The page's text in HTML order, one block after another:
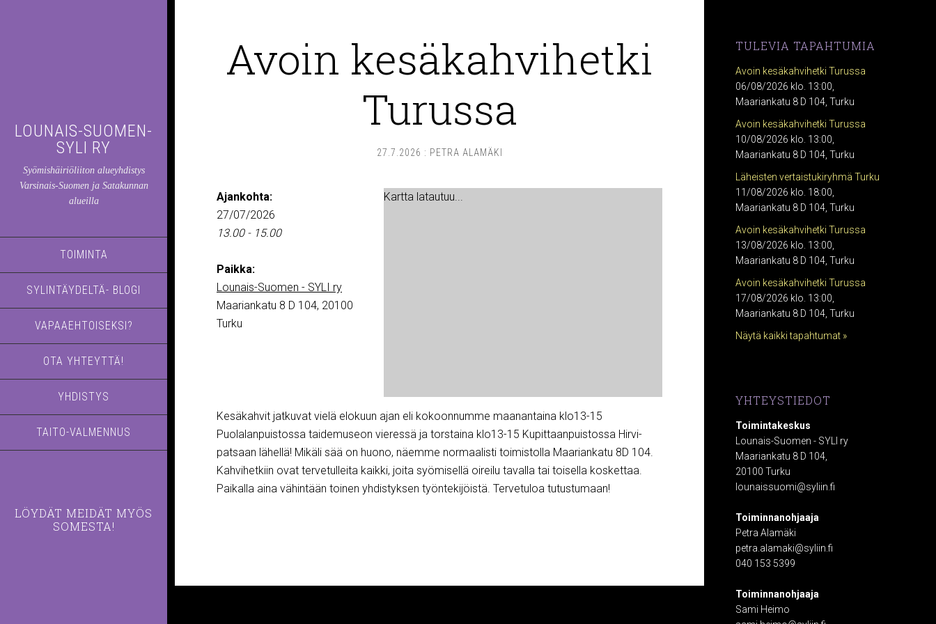
LOUNAIS-SUOMEN-
SYLI RY
Syömishäiriöliiton alueyhdistys
Varsinais-Suomen ja Satakunnan
alueilla
TOIMINTA
SYLINTÄYDELTÄ- BLOGI
VAPAAEHTOISEKSI?
OTA YHTEYTTÄ!
YHDISTYS
TAITO-VALMENNUS
LÖYDÄT MEIDÄT MYÖS
SOMESTA!
Avoin kesäkahvihetki
Turussa
27.7.2026 : PETRA ALAMÄKI
Kartta latautuu...
Ajankohta:
27/07/2026
13.00 - 15.00
Paikka:
Lounais-Suomen - SYLI ry
Maariankatu 8 D 104, 20100
Turku
Kesäkahvit jatkuvat vielä elokuun ajan eli kokoonnumme maanantaina klo13-15
Puolalanpuistossa taidemuseon vieressä ja torstaina klo13-15 Kupittaanpuistossa Hirvi-
patsaan lähellä! Mikäli sää on huono, näemme normaalisti toimistolla Maariankatu 8D 104.
Kahvihetkiin ovat tervetulleita kaikki, joita syömisellä oireilu tavalla tai toisella koskettaa.
Paikalla aina vähintään toinen yhdistyksen työntekijöistä. Tervetuloa tutustumaan!
TULEVIA TAPAHTUMIA
Avoin kesäkahvihetki Turussa
06/08/2026 klo. 13:00,
Maariankatu 8 D 104, Turku
Avoin kesäkahvihetki Turussa
10/08/2026 klo. 13:00,
Maariankatu 8 D 104, Turku
Läheisten vertaistukiryhmä Turku
11/08/2026 klo. 18:00,
Maariankatu 8 D 104, Turku
Avoin kesäkahvihetki Turussa
13/08/2026 klo. 13:00,
Maariankatu 8 D 104, Turku
Avoin kesäkahvihetki Turussa
17/08/2026 klo. 13:00,
Maariankatu 8 D 104, Turku
Näytä kaikki tapahtumat »
YHTEYSTIEDOT
Toimintakeskus
Lounais-Suomen - SYLI ry
Maariankatu 8 D 104,
20100 Turku
lounaissuomi@syliin.fi
Toiminnanohjaaja
Petra Alamäki
petra.alamaki@syliin.fi
040 153 5399
Toiminnanohjaaja
Sami Heimo